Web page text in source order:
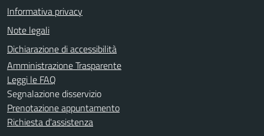
Informativa privacy
Note legali
Dichiarazione di accessibilità
Amministrazione Trasparente
Leggi le FAQ
Segnalazione disservizio
Prenotazione appuntamento
Richiesta d'assistenza